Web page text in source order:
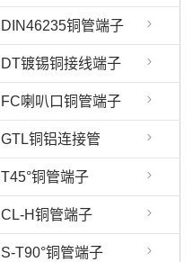
DIN46235铜管端子
DT镀锡铜接线端子
FC喇叭口铜管端子
GTL铜铝连接管
T45°铜管端子
CL-H铜管端子
S-T90°铜管端子